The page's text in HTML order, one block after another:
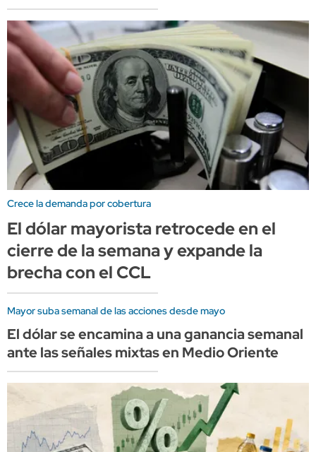
Crece la demanda por cobertura
El dólar mayorista retrocede en el
cierre de la semana y expande la
brecha con el CCL
Mayor suba semanal de las acciones desde mayo
El dólar se encamina a una ganancia semanal
ante las señales mixtas en Medio Oriente